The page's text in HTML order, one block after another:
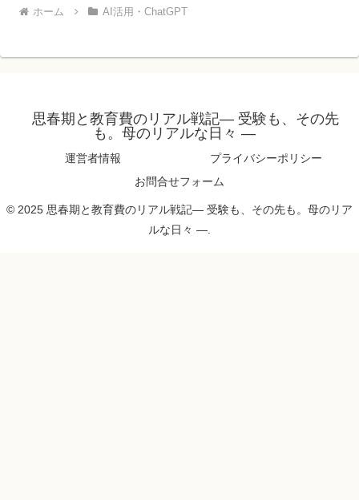
ホーム AI活用・ChatGPT
思春期と教育費のリアル戦記― 受験も、その先
も。母のリアルな日々 ―
運営者情報
プライバシーポリシー
お問合せフォーム
© 2025 思春期と教育費のリアル戦記― 受験も、その先も。母のリア
ルな日々 ―.